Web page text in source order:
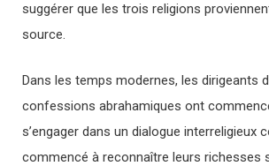
suggérer que les trois religions
source.
Dans les temps modernes, les dirigeants
confessions abrahamiques ont
s’engager dans un dialogue interreligieux
commencé à reconnaître leurs richesses